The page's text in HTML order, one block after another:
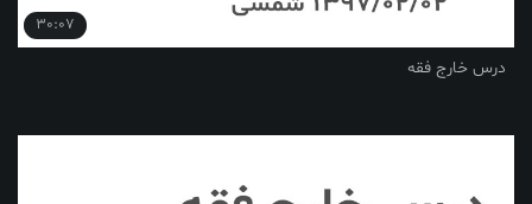
30:07
درس خارج فقه